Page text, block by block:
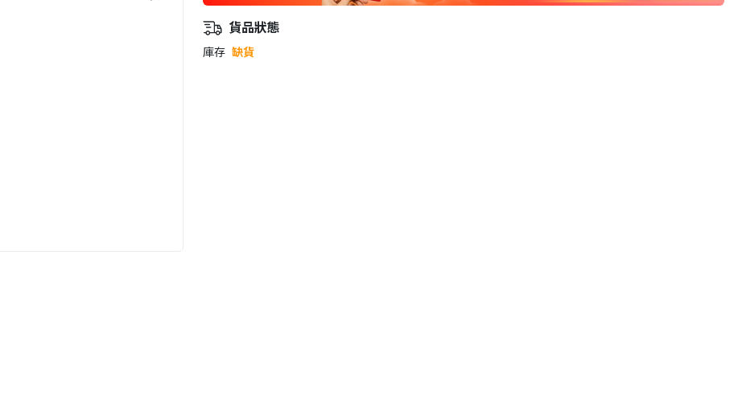
貨品狀態
庫存 缺貨